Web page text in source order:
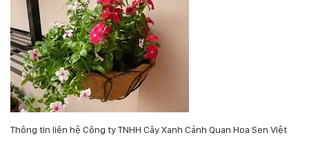
Quý
TP.
Đà
Nẵng
Thông tin liên hệ Công ty TNHH Cây Xanh Cảnh Quan Hoa Sen Việt